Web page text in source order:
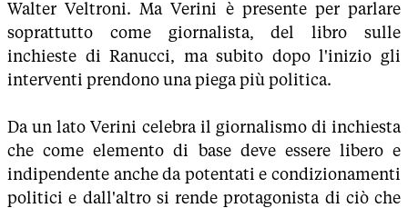
Walter Veltroni. Ma Verini è presente per parlare
soprattutto come giornalista, del libro sulle
inchieste di Ranucci, ma subito dopo l'inizio gli
interventi prendono una piega più politica.
Da un lato Verini celebra il giornalismo di inchiesta
che come elemento di base deve essere libero e
indipendente anche da potentati e condizionamenti
politici e dall'altro si rende protagonista di ciò che